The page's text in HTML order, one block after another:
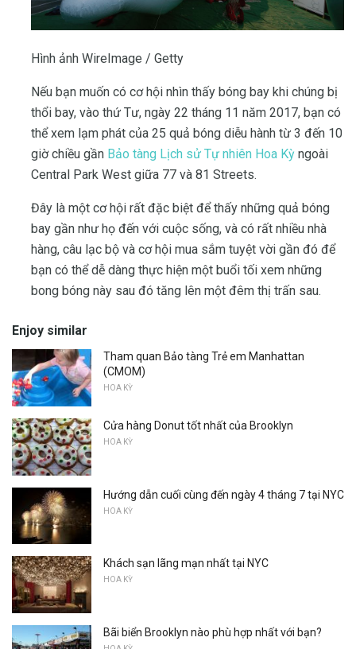
Hình ảnh WireImage / Getty
Nếu bạn muốn có cơ hội nhìn thấy bóng bay khi chúng bị
thổi bay, vào thứ Tư, ngày 22 tháng 11 năm 2017, bạn có
thể xem lạm phát của 25 quả bóng diễu hành từ 3 đến 10
giờ chiều gần Bảo tàng Lịch sử Tự nhiên Hoa Kỳ ngoài
Central Park West giữa 77 và 81 Streets.
Đây là một cơ hội rất đặc biệt để thấy những quả bóng
bay gần như họ đến với cuộc sống, và có rất nhiều nhà
hàng, câu lạc bộ và cơ hội mua sắm tuyệt vời gần đó để
bạn có thể dễ dàng thực hiện một buổi tối xem những
bong bóng này sau đó tăng lên một đêm thị trấn sau.
Enjoy similar
Tham quan Bảo tàng Trẻ em Manhattan
(CMOM)
HOA KỲ
Cửa hàng Donut tốt nhất của Brooklyn
HOA KỲ
Hướng dẫn cuối cùng đến ngày 4 tháng 7 tại NYC
HOA KỲ
Khách sạn lãng mạn nhất tại NYC
HOA KỲ
Bãi biển Brooklyn nào phù hợp nhất với bạn?